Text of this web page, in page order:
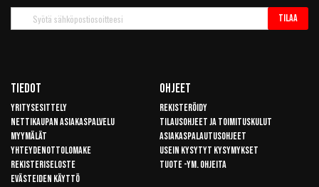
uutiskirje
Tilaa
Tiedot
Yritysesittely
Nettikaupan asiakaspalvelu
Myymälät
Yhteydenottolomake
Rekisteriseloste
Evästeiden käyttö
Ohjeet
Rekisteröidy
Tilausohjeet ja toimituskulut
Asiakaspalautusohjeet
Usein kysytyt kysymykset
Tuote -ym. ohjeita